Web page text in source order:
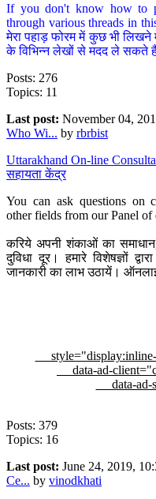
If you don't know how to
through various threads in
मेरा पहाड़ फोरम में कुछ भी लिखने
के विभिन्न लेखों से मदद ले सकते
Posts: 276
Topics: 11
Last post: November 04,
Who Wi... by rbrbist
Uttarakhand On-line
सहायता केंद्र
You can ask questions on
other fields from our Panel of
करिये अपनी शंकाओं का
दुविधा दूर। हमारे विशेषज्ञों
जानकारी का लाभ उठायें।
style="display:inline-
data-ad-
data-ad-
Posts: 379
Topics: 16
Last post: June 24, 2019,
Ce... by vinodkhati